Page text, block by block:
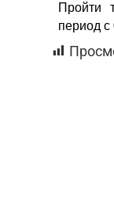
Пройти
период с